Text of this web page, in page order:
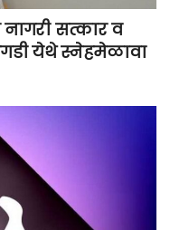
नागरी सत्कार व
येथे स्नेहमेळावा